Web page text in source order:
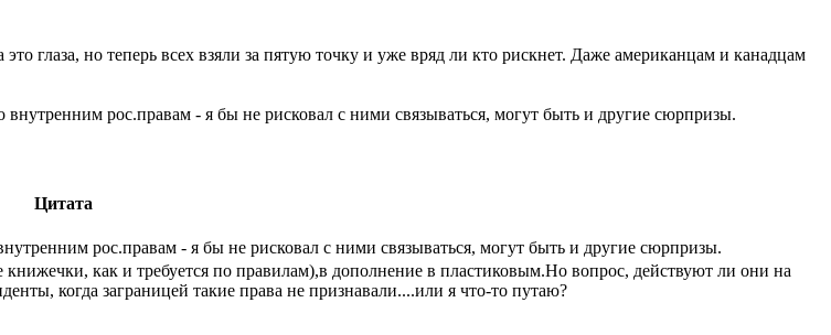
глаза, но теперь всех взяли за пятую точку и уже вряд ли кто рискнет. Даже американцам и канадцам
внутренним рос.правам - я бы не рисковал с ними связываться, могут быть и другие сюрпризы.
Цитата
рос.правам - я бы не рисковал с ними связываться, могут быть и другие сюрпризы.
как и требуется по правилам),в дополнение в пластиковым.Но вопрос, действуют ли они на
когда заграницей такие права не признавали....или я что-то путаю?